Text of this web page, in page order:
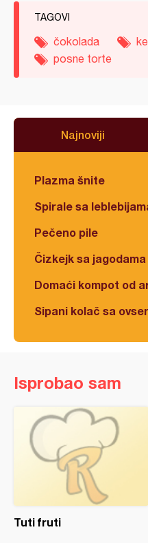
TAGOVI
čokolada
posne torte
Najnoviji
Plazma šnite
Spirale sa
Pečeno pile
Čizkejk sa jagodama
Domaći kompot od
Sipani kolač sa
Isprobao sam
Tuti fruti